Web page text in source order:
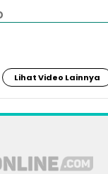
Lihat Video Lainnya